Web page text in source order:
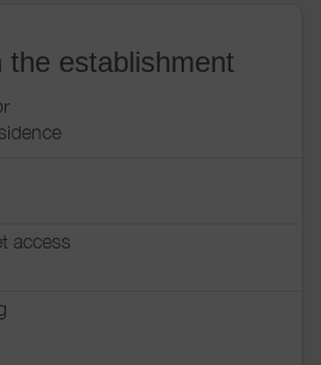
the establishment
access